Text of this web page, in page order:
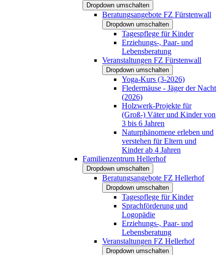
Dropdown umschalten
Beratungsangebote FZ Fürstenwall
Dropdown umschalten
Tagespflege für Kinder
Erziehungs-, Paar- und
Lebensberatung
Veranstaltungen FZ Fürstenwall
Dropdown umschalten
Yoga-Kurs (3-2026)
Fledermäuse - Jäger der Nacht
(2026)
Holzwerk-Projekte für
(Groß-) Väter und Kinder von
3 bis 6 Jahren
Naturphänomene erleben und
verstehen für Eltern und
Kinder ab 4 Jahren
Familienzentrum Hellerhof
Dropdown umschalten
Beratungsangebote FZ Hellerhof
Dropdown umschalten
Tagespflege für Kinder
Sprachförderung und
Logopädie
Erziehungs-, Paar- und
Lebensberatung
Veranstaltungen FZ Hellerhof
Dropdown umschalten